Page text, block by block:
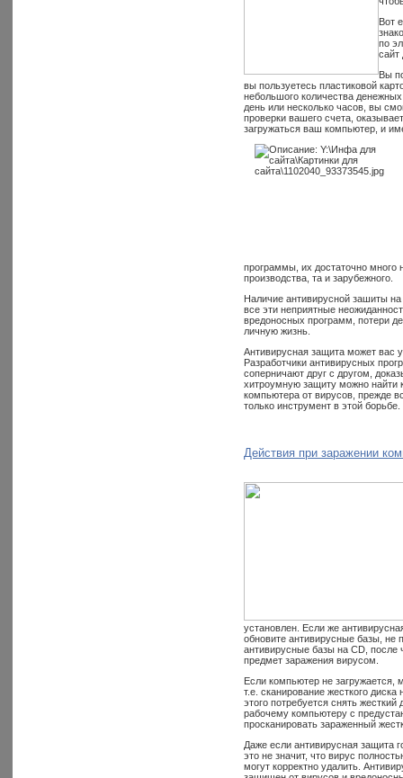
Вот
по
сайт
Вы
вы пользуетесь пластиковой
небольшого количества
день или несколько часов, вы
проверки вашего счета,
загружаться ваш компьютер, и
программы, их достаточно много
производства, та и зарубежного.
Наличие антивирусной зашиты
все эти неприятные
вредоносных программ, потери
личную жизнь.
Антивирусная защита может вас
Разработчики антивирусных
соперничают друг с другом,
хитроумную защиту можно найти
компьютера от вирусов, прежде
только инструмент в этой борьбе.
Действия при заражении
установлен. Если же
обновите антивирусные базы, не
антивирусные базы на CD, после
предмет заражения вирусом.
Если компьютер не загружается,
т.е. сканирование жесткого
этого потребуется снять
рабочему компьютеру с
просканировать зараженный
Даже если антивирусная защита
это не значит, что вирус
могут корректно удалить.